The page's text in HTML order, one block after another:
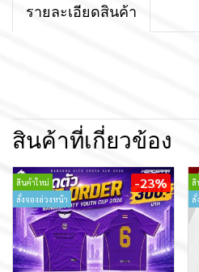
รายละเอียดสินค้า
สินค้าที่เกี่ยวข้อง
สินค้าใหม่
สั่งจองล่วงหน้า
-23%
สิ
สั่